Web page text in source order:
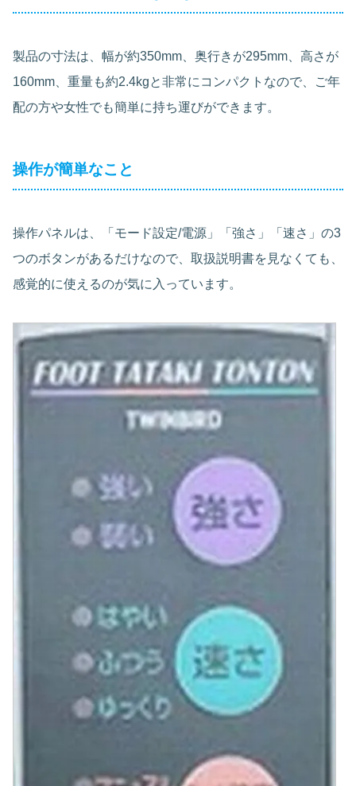
製品の寸法は、幅が約350mm、奥行きが295mm、高さが
160mm、重量も約2.4kgと非常にコンパクトなので、ご年
配の方や女性でも簡単に持ち運びができます。
操作が簡単なこと
操作パネルは、「モード設定/電源」「強さ」「速さ」の3
つのボタンがあるだけなので、取扱説明書を見なくても、
感覚的に使えるのが気に入っています。